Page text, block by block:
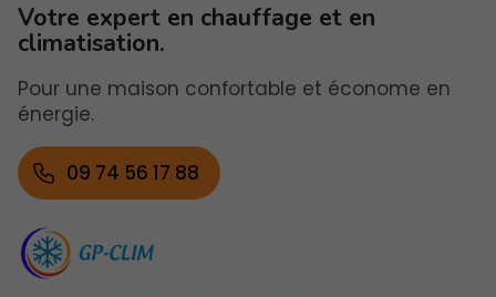
Votre expert en chauffage et en
climatisation.
Pour une maison confortable et économe en
énergie.
09 74 56 17 88